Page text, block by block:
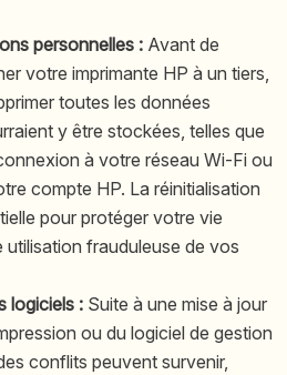
personnelles : Avant de
votre imprimante HP à un tiers,
toutes les données
y être stockées, telles que
à votre réseau Wi-Fi ou
compte HP. La réinitialisation
pour protéger votre vie
frauduleuse de vos
logiciels : Suite à une mise à jour
ou du logiciel de gestion
conflits peuvent survenir,